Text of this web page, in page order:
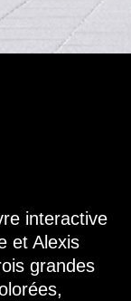
interactive
et Alexis
grandes